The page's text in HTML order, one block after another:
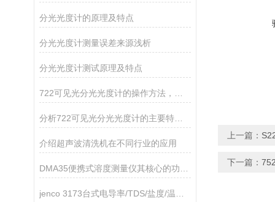
分光光度计的原理及特点
分光光度计测量误差来源浅析
分光光度计测试原理及特点
分析722可见光分光光度计的主要特点和维护
介绍超声波清洗机在不同行业的应用
上一篇：
下一篇：